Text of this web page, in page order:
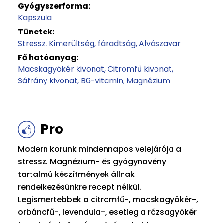
Gyógyszerforma:
Kapszula
Tünetek:
Stressz Kimerültség, fáradtság Alvászavar
Fő hatóanyag:
Macskagyökér kivonat Citromfű kivonat
Sáfrány kivonat B6-vitamin Magnézium
Pro
Modern korunk mindennapos velejárója a
stressz. Magnézium- és gyógynövény
tartalmú készítmények állnak
rendelkezésünkre recept nélkül.
Legismertebbek a citromfű-, macskagyökér-,
orbáncfű-, levendula-, esetleg a rózsagyökér